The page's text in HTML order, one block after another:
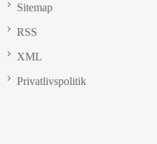
Sitemap
RSS
XML
Privatlivspolitik